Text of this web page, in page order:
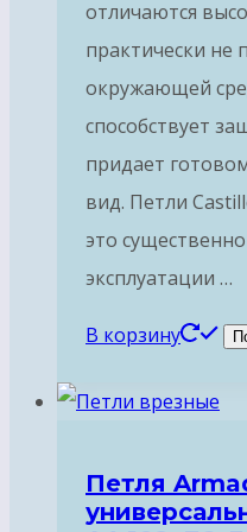
отличаются
практически
окружающей
способствует
придает
вид. Петли
это
эксплуатации …
В корзину
Петля